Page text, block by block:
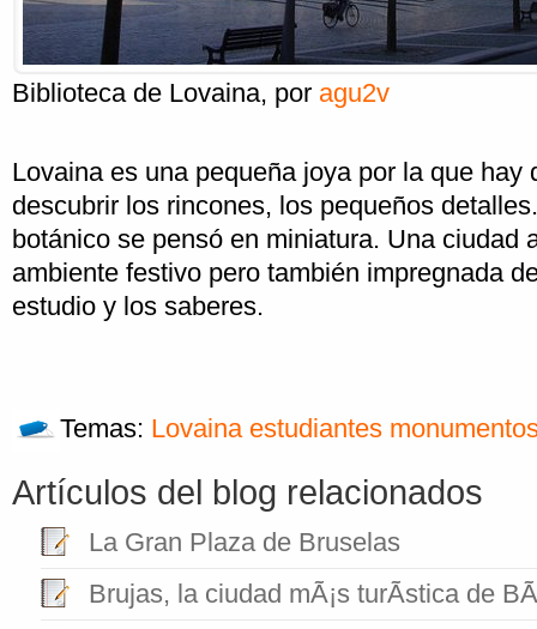
Biblioteca de Lovaina, por agu2v
Lovaina es una pequeña joya por la que hay
descubrir los rincones, los pequeños
botánico se pensó en miniatura. Una ciudad
ambiente festivo pero también impregnada
estudio y los saberes.
Temas: Lovaina estudiantes
Artículos del blog relacionados
La Gran Plaza de Bruselas
Brujas, la ciudad mÃ¡s turÃ­stica de